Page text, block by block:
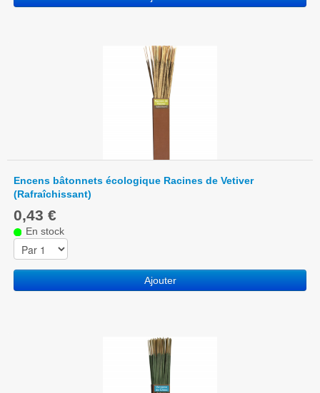
Encens bâtonnets écologique Racines de Vetiver
(Rafraîchissant)
0,43 €
En stock
Ajouter